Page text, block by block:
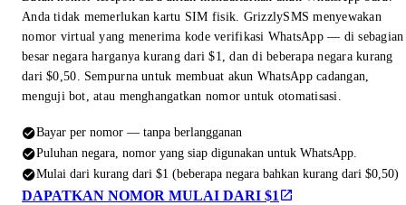
Anda tidak memerlukan kartu SIM fisik. GrizzlySMS menyewakan
nomor virtual yang menerima kode verifikasi WhatsApp — di sebagian
besar negara harganya kurang dari $1, dan di beberapa negara kurang
dari $0,50. Sempurna untuk membuat akun WhatsApp cadangan,
menguji bot, atau menghangatkan nomor untuk otomatisasi.
Bayar per nomor — tanpa berlangganan
Puluhan negara, nomor yang siap digunakan untuk WhatsApp.
Mulai dari kurang dari $1 (beberapa negara bahkan kurang dari $0,50)
DAPATKAN NOMOR MULAI DARI $1